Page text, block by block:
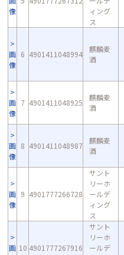
像
ィング
ス
画
像
6 4901411048994
麒麟麦
酒
画
像
7 4901411048925
麒麟麦
酒
画
像
8 4901411048987
麒麟麦
酒
画
像
9 4901777266728
サント
リーホ
ールデ
ィング
ス
画 10 4901777267916
サント
リーホ
ールデ